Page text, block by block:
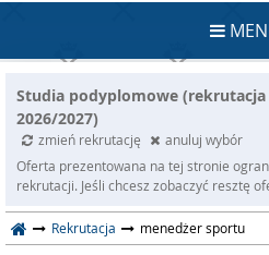
Studia podyplomowe
2026/2027)
zmień rekrutację
anuluj wybór
Oferta prezentowana na tej stronie
rekrutacji. Jeśli chcesz zobaczyć resztę
Rekrutacja menedżer sportu